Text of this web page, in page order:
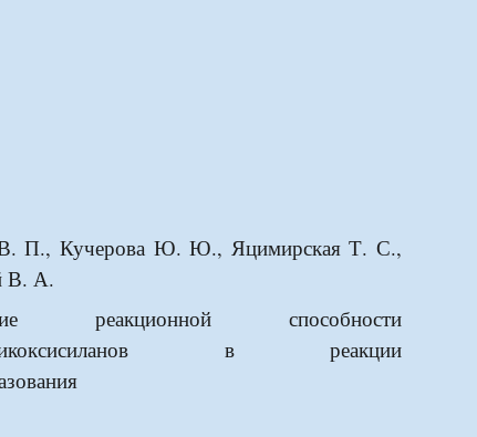
В. П., Кучерова Ю. Ю., Яцимирская Т. С.,
В. А.
реакционной способности
в реакции